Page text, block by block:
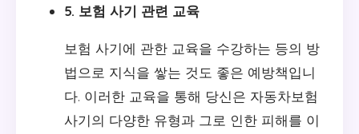
5. 보험 사기 관련 교육
보험 사기에 관한 교육을 수강하는 등의 방
법으로 지식을 쌓는 것도 좋은 예방책입니
다. 이러한 교육을 통해 당신은 자동차보험
사기의 다양한 유형과 그로 인한 피해를 이